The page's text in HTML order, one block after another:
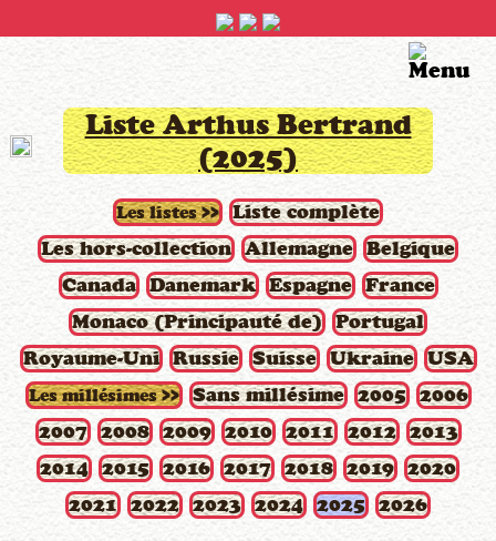
Liste Arthus Bertrand
(2025)
Les listes >>
Liste complète
Les hors-collection Allemagne Belgique
Canada
Danemark Espagne
France
Monaco (Principauté de) Portugal
Royaume-Uni
Russie Suisse Ukraine USA
Les millésimes >> Sans millésime 2005
2006
2007
2008 2009 2010 2011 2012
2013
2014 2015 2016 2017 2018 2019 2020
2021 2022 2023 2024 2025 2026